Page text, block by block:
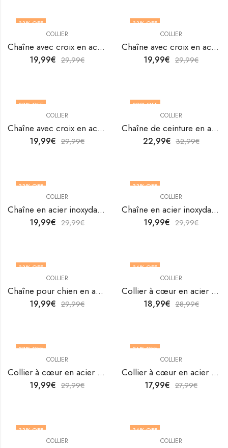
33% OFF
COLLIER
Chaîne avec croix en acier inoxydable plaqué or 18K par V&F Jewellers
19,99€ 29,99€
33% OFF
COLLIER
Chaîne avec croix en acier inoxydable plaqué or 18K par V&F Jewellers
19,99€ 29,99€
33% OFF
COLLIER
Chaîne avec croix en acier inoxydable plaqué or 18K par V&F Jewellers
19,99€ 29,99€
30% OFF
COLLIER
Chaîne de ceinture en acier inoxydable plaqué or 18 carats de V&F Jewellers
22,99€ 32,99€
33% OFF
COLLIER
Chaîne en acier inoxydable plaqué or 18K de V&F Jewellers
19,99€ 29,99€
33% OFF
COLLIER
Chaîne en acier inoxydable plaqué or 18K de V&F Jewellers
19,99€ 29,99€
33% OFF
COLLIER
Chaîne pour chien en acier inoxydable plaqué or 18K de V&F Jewellers
19,99€ 29,99€
34% OFF
COLLIER
Collier à cœur en acier inoxydable plaqué or 18K de V&F Jewellers
18,99€ 28,99€
33% OFF
COLLIER
Collier à cœur en acier inoxydable plaqué or 18K de V&F Jewellers
19,99€ 29,99€
36% OFF
COLLIER
Collier à cœur en acier inoxydable plaqué or 18K de V&F Jewellers
17,99€ 27,99€
33% OFF
COLLIER
34% OFF
COLLIER